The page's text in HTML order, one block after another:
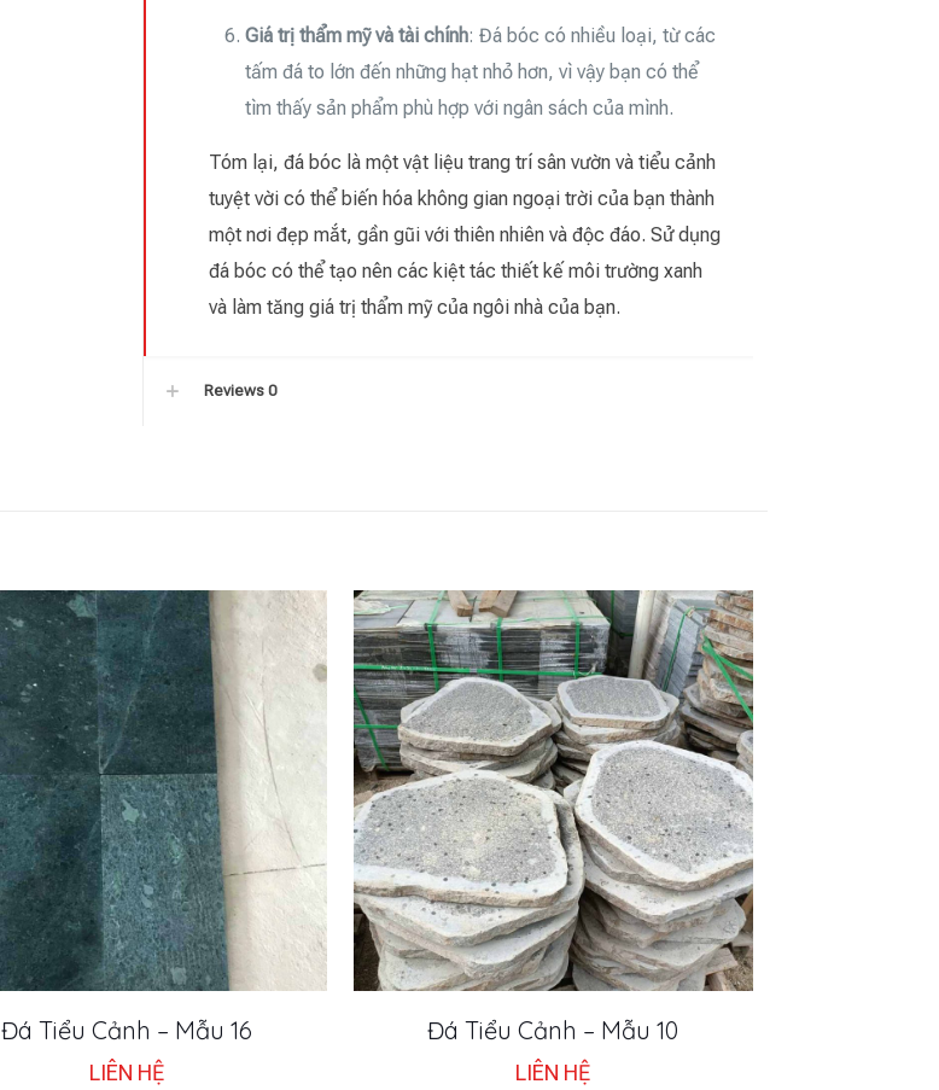
Giá trị thẩm mỹ và tài chính: Đá bóc có nhiều loại, từ các
tấm đá to lớn đến những hạt nhỏ hơn, vì vậy bạn có thể
tìm thấy sản phẩm phù hợp với ngân sách của mình.
Tóm lại, đá bóc là một vật liệu trang trí sân vườn và tiểu cảnh
tuyệt vời có thể biến hóa không gian ngoại trời của bạn thành
một nơi đẹp mắt, gần gũi với thiên nhiên và độc đáo. Sử dụng
đá bóc có thể tạo nên các kiệt tác thiết kế môi trường xanh
và làm tăng giá trị thẩm mỹ của ngôi nhà của bạn.
Reviews 0
Đá Tiểu Cảnh – Mẫu 16
LIÊN HỆ
Đá Tiểu Cảnh – Mẫu 10
LIÊN HỆ